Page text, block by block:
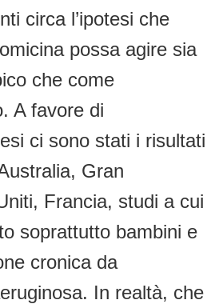
circa l’ipotesi che
possa agire sia
che come
A favore di
ci sono stati i risultati
Gran
Francia, studi a cui
soprattutto bambini e
cronica da
In realtà, che